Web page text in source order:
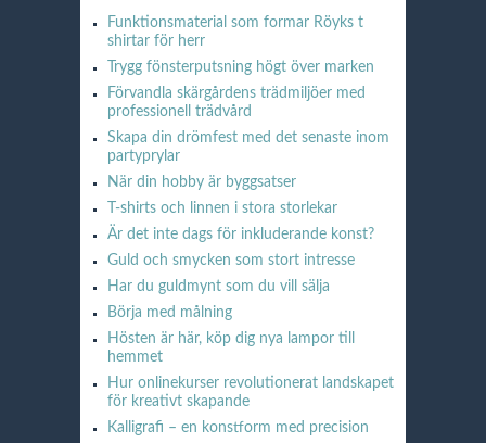
Funktionsmaterial som formar Röyks t
shirtar för herr
Trygg fönsterputsning högt över marken
Förvandla skärgårdens trädmiljöer med
professionell trädvård
Skapa din drömfest med det senaste inom
partyprylar
När din hobby är byggsatser
T-shirts och linnen i stora storlekar
Är det inte dags för inkluderande konst?
Guld och smycken som stort intresse
Har du guldmynt som du vill sälja
Börja med målning
Hösten är här, köp dig nya lampor till
hemmet
Hur onlinekurser revolutionerat landskapet
för kreativt skapande
Kalligrafi – en konstform med precision